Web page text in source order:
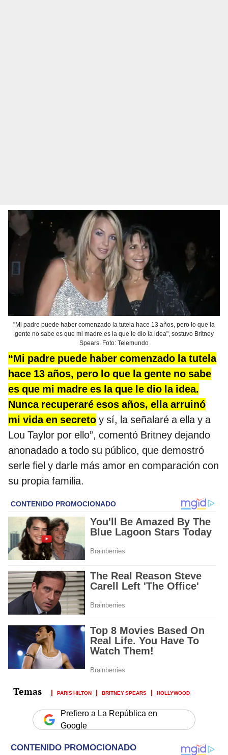
"Mi padre puede haber comenzado la tutela hace 13 años, pero lo que la
gente no sabe es que mi madre es la que le dio la idea", sostuvo Britney
Spears. Foto: Telemundo
“Mi padre puede haber comenzado la tutela
hace 13 años, pero lo que la gente no sabe
es que mi madre es la que le dio la idea.
Nunca recuperaré esos años, ella arruinó
mi vida en secreto y sí, la señalaré a ella y a
Lou Taylor por ello”, comentó Britney dejando
anonadado a todo su público, que demostró
serle fiel y darle más amor en comparación con
su propia familia.
PARIS HILTON BRITNEY SPEARS HOLLYWOOD
Prefiero a La República en
Google